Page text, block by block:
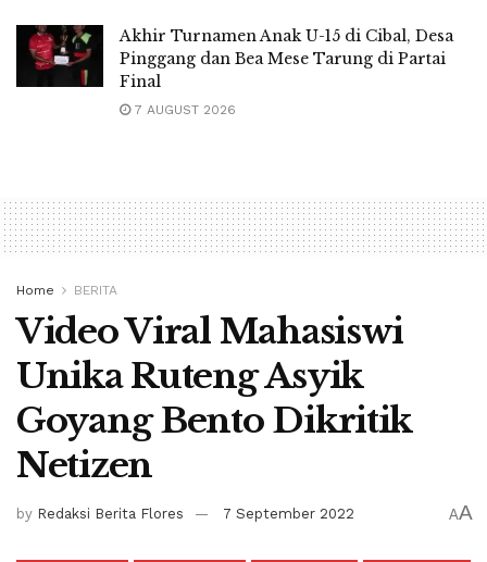
Akhir Turnamen Anak U-15 di Cibal, Desa
Pinggang dan Bea Mese Tarung di Partai
Final
7 AUGUST 2026
Home BERITA
Video Viral Mahasiswi
Unika Ruteng Asyik
Goyang Bento Dikritik
Netizen
by Redaksi Berita Flores 7 September 2022 AA